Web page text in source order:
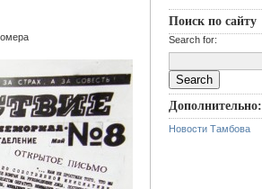
Поиск по сайту
Search for:
Дополнительно:
Новости Тамбова